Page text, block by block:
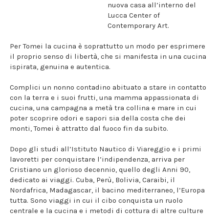
nuova casa all’interno del
Lucca Center of
Contemporary Art.
Per Tomei la cucina è soprattutto un modo per esprimere
il proprio senso di libertà, che si manifesta in una cucina
ispirata, genuina e autentica.
Complici un nonno contadino abituato a stare in contatto
con la terra e i suoi frutti, una mamma appassionata di
cucina, una campagna a metà tra collina e mare in cui
poter scoprire odori e sapori sia della costa che dei
monti, Tomei è attratto dal fuoco fin da subito.
Dopo gli studi all’Istituto Nautico di Viareggio e i primi
lavoretti per conquistare l’indipendenza, arriva per
Cristiano un glorioso decennio, quello degli Anni 90,
dedicato ai viaggi. Cuba, Perù, Bolivia, Caraibi, il
Nordafrica, Madagascar, il bacino mediterraneo, l’Europa
tutta. Sono viaggi in cui il cibo conquista un ruolo
centrale e la cucina e i metodi di cottura di altre culture